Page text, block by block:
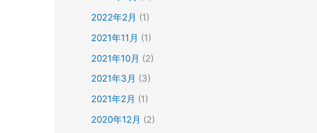
2022年2月 (1)
2021年11月 (1)
2021年10月 (2)
2021年3月 (3)
2021年2月 (1)
2020年12月 (2)